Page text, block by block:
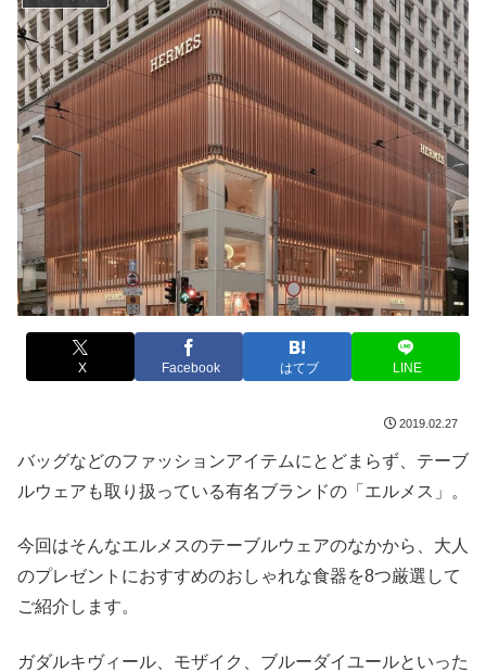
X Facebook はてブ LINE
2019.02.27
バッグなどのファッションアイテムにとどまらず、テーブ
ルウェアも取り扱っている有名ブランドの「エルメス」。
今回はそんなエルメスのテーブルウェアのなかから、大人
のプレゼントにおすすめのおしゃれな食器を8つ厳選して
ご紹介します。
ガダルキヴィール、モザイク、ブルーダイユールといった